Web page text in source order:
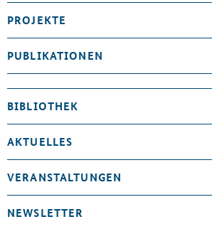
PROJEKTE
PUBLIKATIONEN
BIBLIOTHEK
AKTUELLES
VERANSTALTUNGEN
NEWSLETTER